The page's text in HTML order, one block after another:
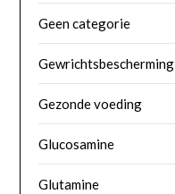
Geen categorie
Gewrichtsbescherming
Gezonde voeding
Glucosamine
Glutamine